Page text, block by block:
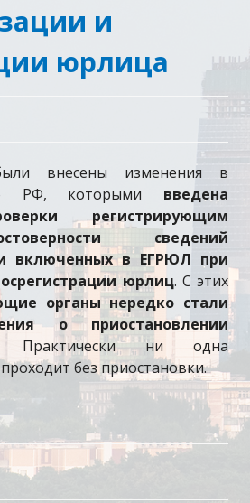
и
юрлица
внесены изменения в
РФ, которыми введена
регистрирующим
сведений
включенных в ЕГРЮЛ при
юрлиц. С этих
органы нередко стали
о приостановлении
ни одна
без приостановки.